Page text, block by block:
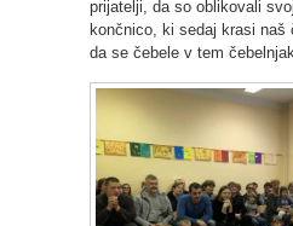
prijatelji, da so oblikovali
končnico, ki sedaj krasi naš
da se čebele v tem